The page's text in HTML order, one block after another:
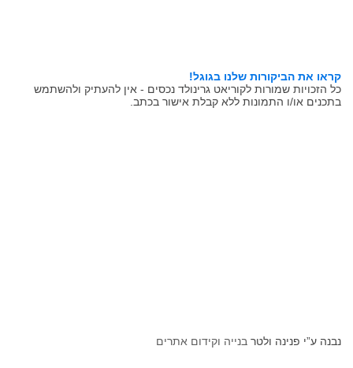
קראו את הביקורות שלנו בגוגל!
כל הזכויות שמורות לקוריאט גרינולד נכסים - אין להעתיק ולהשתמש
בתכנים או/ו התמונות ללא קבלת אישור בכתב.
נבנה ע”י פנינה ולטר בנייה וקידום אתרים